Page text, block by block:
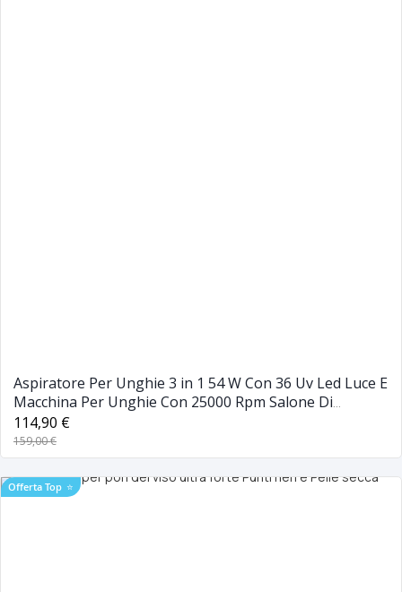
Aspiratore Per Unghie 3 in 1 54 W Con 36 Uv Led Luce E
Macchina Per Unghie Con 25000 Rpm Salone Di
Bellezza E Manicure
114,90 €
159,00 €
Offerta Top ⭐